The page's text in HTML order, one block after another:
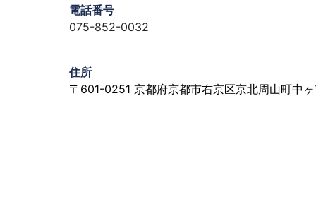
電話番号
075-852-0032
住所
〒601-0251 京都府京都市右京区京北周山町中